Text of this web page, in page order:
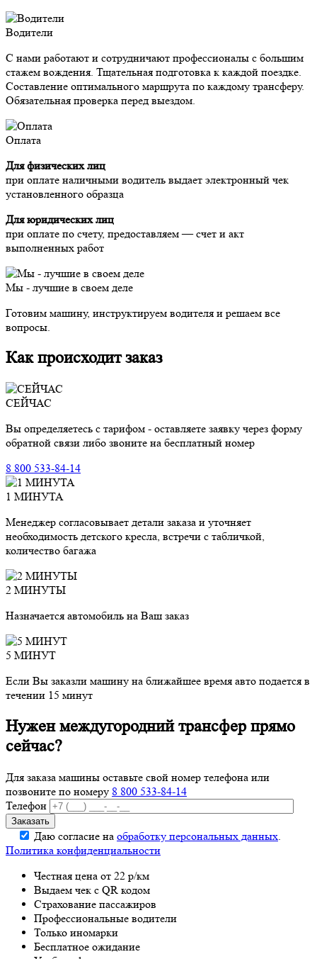
Водители
С нами работают и сотрудничают профессионалы с большим
стажем вождения. Тщательная подготовка к каждой поездке.
Составление оптимального маршрута по каждому трансферу.
Обязательная проверка перед выездом.
Оплата
Для физических лиц
при оплате наличными водитель выдает электронный чек
установленного образца
Для юридических лиц
при оплате по счету, предоставляем — счет и акт
выполненных работ
Мы - лучшие в своем деле
Готовим машину, инструктируем водителя и решаем все
вопросы.
Как происходит заказ
СЕЙЧАС
Вы определяетесь с тарифом - оставляете заявку через форму
обратной связи либо звоните на бесплатный номер
8 800 533-84-14
1 МИНУТА
Менеджер согласовывает детали заказа и уточняет
необходимость детского кресла, встречи с табличкой,
количество багажа
2 МИНУТЫ
Назначается автомобиль на Ваш заказ
5 МИНУТ
Если Вы заказли машину на ближайшее время авто подается в
течении 15 минут
Нужен междугородний трансфер прямо
сейчас?
Для заказа машины оставьте свой номер телефона или
позвоните по номеру 8 800 533-84-14
Телефон
Даю согласие на обработку персональных данных.
Политика конфиденциальности
Честная цена от 22 р/км
Выдаем чек с QR кодом
Страхование пассажиров
Профессиональные водители
Только иномарки
Бесплатное ожидание